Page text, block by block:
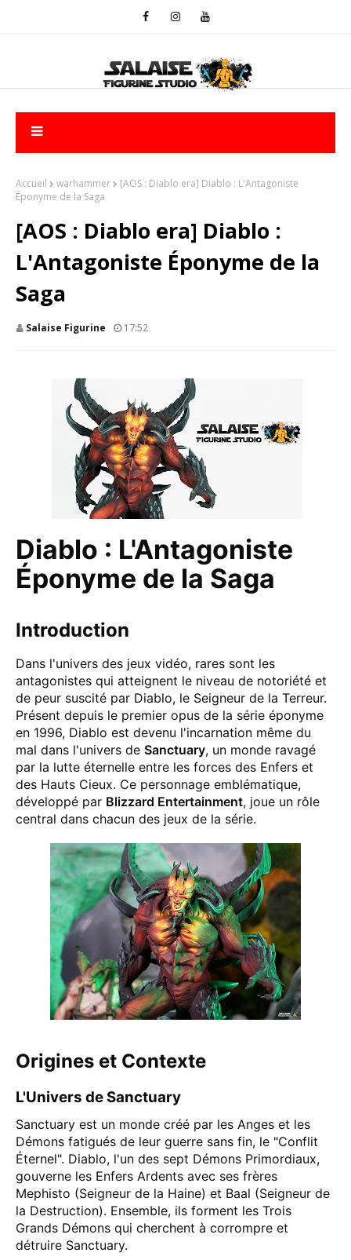
Accueil warhammer
[AOS : Diablo era] Diablo : L'Antagoniste
Éponyme de la Saga
[AOS : Diablo era] Diablo :
L'Antagoniste Éponyme de la
Saga
Salaise Figurine 17:52
Diablo : L'Antagoniste
Éponyme de la Saga
Introduction
Dans l'univers des jeux vidéo, rares sont les
antagonistes qui atteignent le niveau de notoriété et
de peur suscité par Diablo, le Seigneur de la Terreur.
Présent depuis le premier opus de la série éponyme
en 1996, Diablo est devenu l'incarnation même du
mal dans l'univers de Sanctuary, un monde ravagé
par la lutte éternelle entre les forces des Enfers et
des Hauts Cieux. Ce personnage emblématique,
développé par Blizzard Entertainment, joue un rôle
central dans chacun des jeux de la série.
Origines et Contexte
L'Univers de Sanctuary
Sanctuary est un monde créé par les Anges et les
Démons fatigués de leur guerre sans fin, le "Conflit
Éternel". Diablo, l'un des sept Démons Primordiaux,
gouverne les Enfers Ardents avec ses frères
Mephisto (Seigneur de la Haine) et Baal (Seigneur de
la Destruction). Ensemble, ils forment les Trois
Grands Démons qui cherchent à corrompre et
détruire Sanctuary.